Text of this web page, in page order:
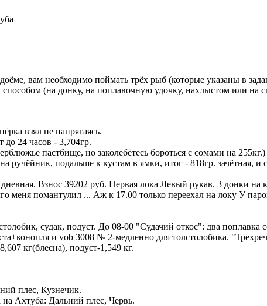
вам необходимо поймать трёх рыб (которые указаны в
(на донку, на поплавочную удочку, нахлыстом или на
взял не напрягаясь.
24 часов - 3,704гр.
пастбище, но заколебётесь бороться с сомами на
ручёйник, подальше к кустам в ямки, итог - 818гр. зачётная, и
Взнос 39202 руб. Первая лока Левый рукав. 3 донки
меня помантулил ... Аж к 17.00 только переехал на локу У
судак, подуст. До 08-00 "Судачий откос": два
и vob 3008 № 2-медленно для толстолобика.
кг(блесна), подуст-1,549 кг.
плес, Кузнечик.
Ахтуба: Дальний плес, Червь.